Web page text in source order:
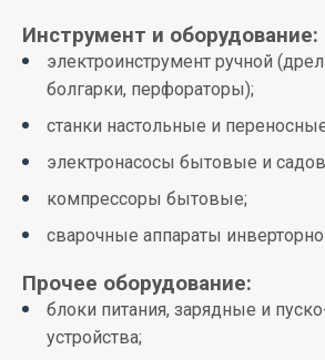
Инструмент и оборудование:
электроинструмент ручной
болгарки, перфораторы);
станки настольные и
электронасосы бытовые и
компрессоры бытовые;
сварочные аппараты
Прочее оборудование:
блоки питания, зарядные и
устройства;